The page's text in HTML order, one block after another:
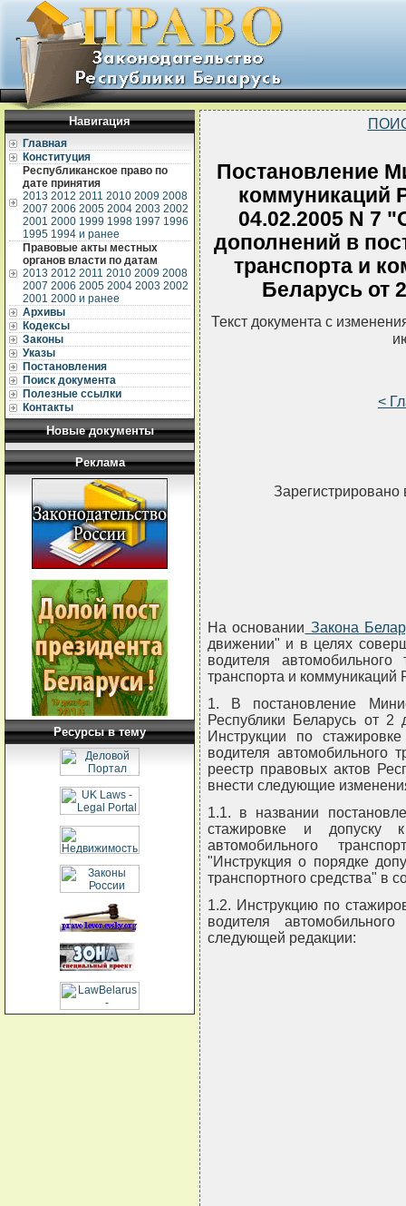
Навигация
Главная
Конституция
Республиканское право по
дате принятия
2013 2012 2011 2010 2009 2008
2007 2006 2005 2004 2003 2002
2001 2000 1999 1998 1997 1996
1995 1994 и ранее
Правовые акты местных
органов власти по датам
2013 2012 2011 2010 2009 2008
2007 2006 2005 2004 2003 2002
2001 2000 и ранее
Архивы
Кодексы
Законы
Указы
Постановления
Поиск документа
Полезные ссылки
Контакты
Новые документы
Реклама
Ресурсы в тему
Постановление
коммуникаций
04.02.2005 N 7
дополнений в
транспорта и
Беларусь от
Текст документа с
<
На основании Закона
движении" и в целях
водителя автомобильного
транспорта и
1. В постановление
Республики Беларусь от
Инструкции по
водителя автомобильного
реестр правовых актов
внести следующие
1.1. в названии
стажировке и допуску к
автомобильного
"Инструкция о порядке
транспортного средства" в
1.2. Инструкцию по
водителя
следующей редакции: